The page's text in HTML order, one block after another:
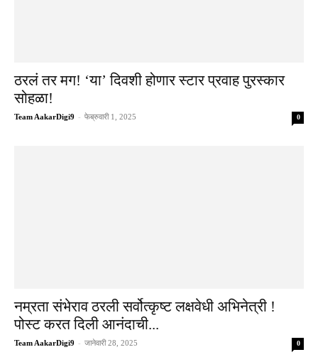
ठरलं तर मग! ‘या’ दिवशी होणार स्टार प्रवाह पुरस्कार
सोहळा!
Team AakarDigi9 - फेब्रुवारी 1, 2025 0
नम्रता संभेराव ठरली सर्वोत्कृष्ट लक्षवेधी अभिनेत्री !
पोस्ट करत दिली आनंदाची...
Team AakarDigi9 - जानेवारी 28, 2025 0